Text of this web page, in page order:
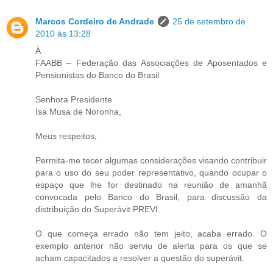
Marcos Cordeiro de Andrade
25 de setembro de
2010 às 13:28
À
FAABB – Federação das Associações de Aposentados e
Pensionistas do Banco do Brasil
Senhora Presidente
Isa Musa de Noronha,
Meus respeitos,
Permita-me tecer algumas considerações visando contribuir
para o uso do seu poder representativo, quando ocupar o
espaço que lhe for destinado na reunião de amanhã
convocada pelo Banco do Brasil, para discussão da
distribuição do Superávit PREVI.
O que começa errado não tem jeito, acaba errado. O
exemplo anterior não serviu de alerta para os que se
acham capacitados a resolver a questão do superávit.